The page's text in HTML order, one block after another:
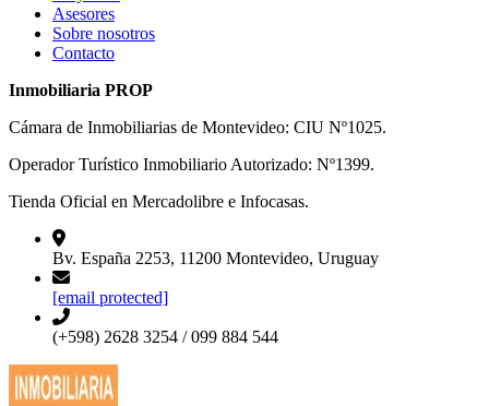
Asesores
Sobre nosotros
Contacto
Inmobiliaria PROP
Cámara de Inmobiliarias de Montevideo: CIU Nº1025.
Operador Turístico Inmobiliario Autorizado: Nº1399.
Tienda Oficial en Mercadolibre e Infocasas.
Bv. España 2253, 11200 Montevideo, Uruguay
[email protected]
(+598) 2628 3254 / 099 884 544